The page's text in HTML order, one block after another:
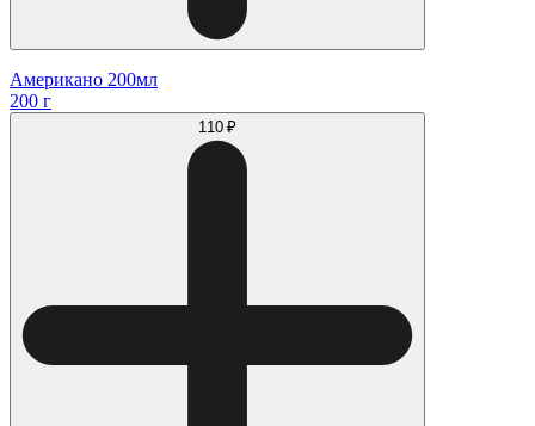
Американо 200мл
200 г
110 ₽